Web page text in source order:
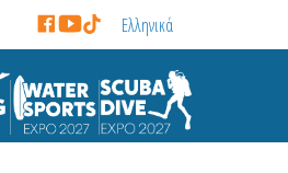
Ελληνικά